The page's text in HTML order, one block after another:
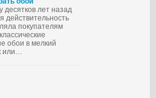
десятков лет назад
действительность
покупателям
обои в мелкий
или…